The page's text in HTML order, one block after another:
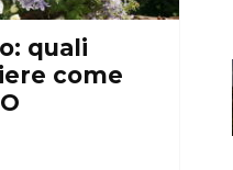
quali
come